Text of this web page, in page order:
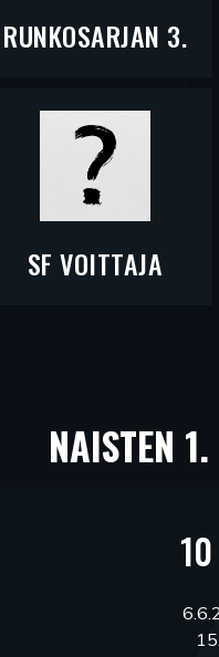
RUNKOSARJAN 3.
SF VOITTAJA
NAISTEN